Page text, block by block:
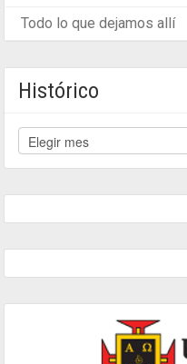
Todo lo que dejamos allí
Histórico